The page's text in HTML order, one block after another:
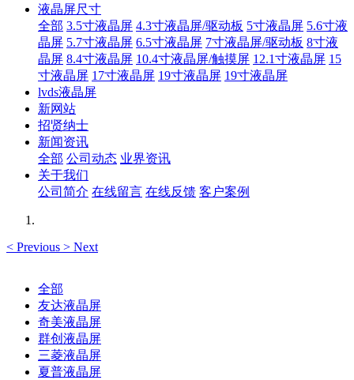
液晶屏尺寸
全部 3.5寸液晶屏 4.3寸液晶屏/驱动板 5寸液晶屏 5.6寸液
晶屏 5.7寸液晶屏 6.5寸液晶屏 7寸液晶屏/驱动板 8寸液
晶屏 8.4寸液晶屏 10.4寸液晶屏/触摸屏 12.1寸液晶屏 15
寸液晶屏 17寸液晶屏 19寸液晶屏 19寸液晶屏
lvds液晶屏
新网站
招贤纳士
新闻资讯
全部 公司动态 业界资讯
关于我们
公司简介 在线留言 在线反馈 客户案例
< Previous > Next
全部
友达液晶屏
奇美液晶屏
群创液晶屏
三菱液晶屏
夏普液晶屏